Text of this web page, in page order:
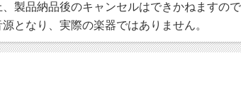
製品納品後のキャンセルはできかねますので
となり、実際の楽器ではありません。